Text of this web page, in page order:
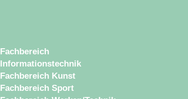
Fachbereich
Informationstechnik
Fachbereich Kunst
Fachbereich Sport